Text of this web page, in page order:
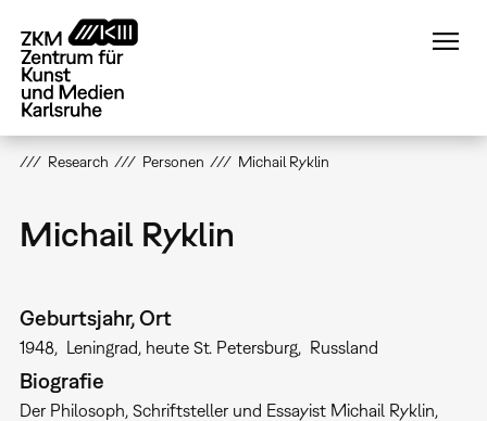
zum
Inhalt
Research Personen Michail Ryklin
Michail Ryklin
Geburtsjahr, Ort
1948 Leningrad, heute St. Petersburg Russland
Biografie
Der Philosoph, Schriftsteller und Essayist Michail Ryklin,